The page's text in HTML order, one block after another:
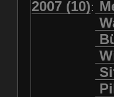
Wegweiser
Wildhüter
Waschbär
2007 (10):